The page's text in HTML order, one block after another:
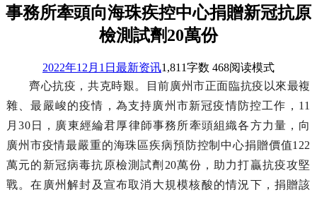
事務所牽頭向海珠疾控中心捐贈新冠抗原
檢測試劑20萬份
2022年12月1日 最新资讯1,811字数 468阅读模式
齊心抗疫，共克時艱。目前廣州市正面臨抗疫以來最複
雜、最嚴峻的疫情，為支持廣州市新冠疫情防控工作，11
月30日，廣東經綸君厚律師事務所牽頭組織各方力量，向
廣州市疫情最嚴重的海珠區疾病預防控制中心捐贈價值122
萬元的新冠病毒抗原檢測試劑20萬份，助力打贏抗疫攻堅
戰。在廣州解封及宣布取消大規模核酸的情況下，捐贈該